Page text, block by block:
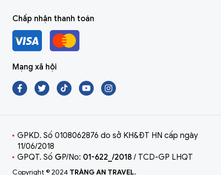
Chấp nhận thanh toán
Mạng xã hội
GPKD. Số 0108062876 do sở KH&ĐT HN cấp ngày
11/06/2018
GPQT. Số GP/No: 01-622_/2018 / TCD-GP LHQT
Copyright © 2024 TRÀNG AN TRAVEL.